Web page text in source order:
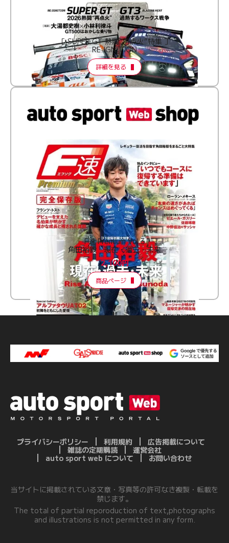
［ SUPER GT 熱闘“再点火”特集 ］
RE:IGNITION
詳細を見る
F速 Premium Vol.3
角田裕毅 現在・過去・未来
2,100円
商品ページ
プライバシーポリシー 利用規約
広告掲載について
雑誌の定期購読
運営会社
auto sport web について
お問い合わせ
当サイトに掲載されている文章・写真等の許可なき複製・転載を
禁じます。
The total of partial reporoduction of text,photographs
and illustrations is not permitted in any form.